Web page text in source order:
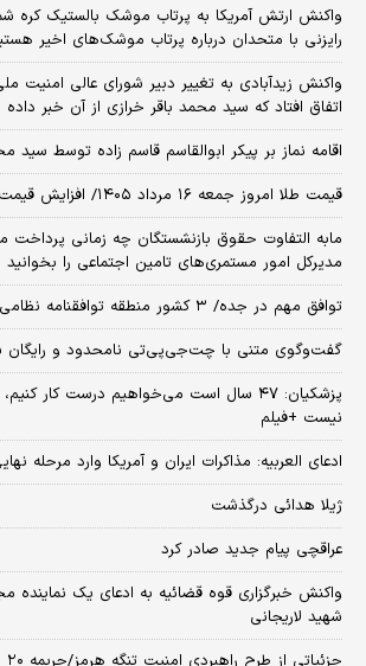
واکنش ارتش آمریکا به پرتاب موشک بالستیک کره
رایزنی با متحدان درباره پرتاب موشک‌های اخیر
واکنش زیدآبادی به تغییر دبیر شورای عالی امنیت
اتفاق افتاد که سید محمد باقر خرازی از آن خبر داده
اقامه نماز بر پیکر ابوالقاسم قاسم زاده توسط سید
قیمت طلا امروز جمعه ۱۶ مرداد ۱۴۰۵/ افزایش قیمت طلا
مابه التفاوت حقوق بازنشستگان چه زمانی
مدیرکل امور مستمری‌های تامین اجتماعی را بخوانید
توافق مهم در جده/ ۳ کشور منطقه توافقنامه نظامی امضا می‌کنند
گفت‌وگوی متنی با چت‌جی‌پی‌تی نامحدود و رایگان
پزشکیان: ۴۷ سال است می‌خواهیم درست کار
نیست +فیلم
ادعای العربیه: مذاکرات ایران و آمریکا وارد مرحله
ژیلا هدائی درگذشت
عراقچی پیام جدید صادر کرد
واکنش خبرگزاری قوه قضائیه به ادعای یک نماینده
شهید لاریجانی